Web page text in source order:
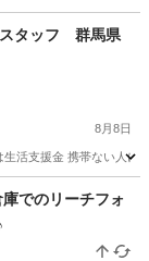
スタッフ 群馬県
8月8日
活支援金 携帯ない人
でのリーチフォ